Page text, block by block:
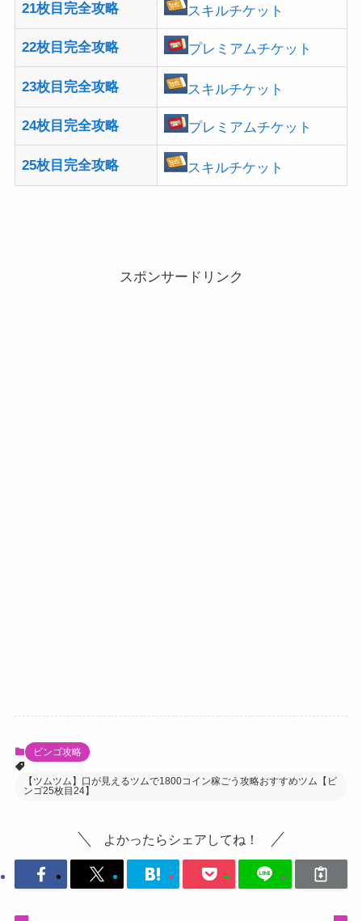
21枚目完全攻略 スキルチケット
22枚目完全攻略 プレミアムチケット
23枚目完全攻略 スキルチケット
24枚目完全攻略 プレミアムチケット
25枚目完全攻略 スキルチケット
スポンサードリンク
ビンゴ攻略
【ツムツム】口が見えるツムで1800コイン稼ごう攻略おすすめツム【ビ
ンゴ25枚目24】
よかったらシェアしてね！